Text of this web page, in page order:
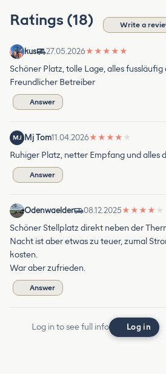
Ratings (18) Write a
kus 27.05.2026★ ★ ★ ★ ★
Schöner Platz, tolle Lage, alles
Freundlicher Betreiber
Answer
MJ Mj Tom11.04.2026★ ★ ★ ★ ★
Ruhiger Platz, netter Empfang und alles
Answer
Odenwaelder 08.12.2025★ ★ ★ ★ ★
Schöner Stellplatz direkt neben der
Nacht ist aber etwas zu teuer, zumal
kosten.
War aber zufrieden.
Answer
Log in to see full info Log in